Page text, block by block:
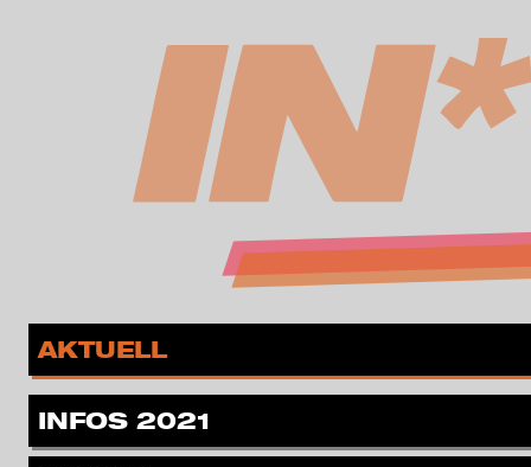
zur Navigation springen zum Inhalt springen
MENÜ
AKTUELL.
INFOS 2021